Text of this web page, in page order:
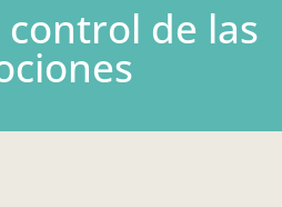
de las